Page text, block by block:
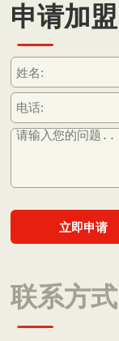
申请加盟
联系方式